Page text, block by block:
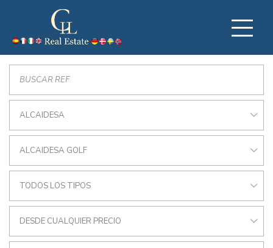
ALCAIDESA
ALCAIDESA GOLF
TODOS LOS TIPOS
DESDE CUALQUIER PRECIO